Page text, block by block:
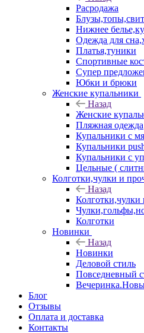
Расродажа
Нижнее
Одежда для
Платья,туники
Спортивные
Супер
Юбки и брюки
Женские купальники
Назад
Женские
Пляжная одежда
Купальники с
Купальники
Купальники с
Цельные (
Колготки,чулки и
Назад
Колготки,чулки
Колготки
Новинки
Назад
Новинки
Деловой стиль
Повседневный
Блог
Отзывы
Оплата и доставка
Контакты